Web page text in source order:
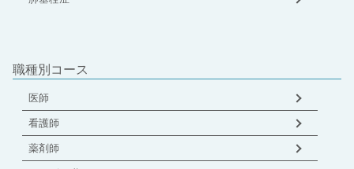
職種別コース
医師
看護師
薬剤師